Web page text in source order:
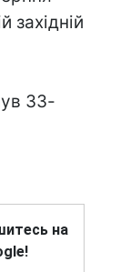
західній
33-
на